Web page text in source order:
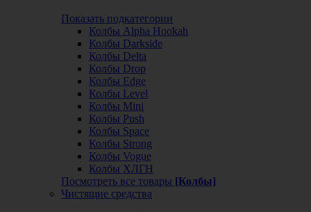
Показать подкатегории
Колбы Alpha Hookah
Колбы Darkside
Колбы Delta
Колбы Drop
Колбы Edge
Колбы Level
Колбы Mini
Колбы Push
Колбы Space
Колбы Strong
Колбы Vogue
Колбы ХЛГН
Посмотреть все товары [Колбы]
Чистящие средства